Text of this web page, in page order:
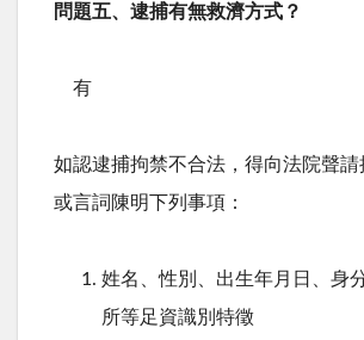
問題五、逮捕有無救濟方式？
有
如認逮捕拘禁不合法，得向法院聲
或言詞陳明下列事項：
姓名、性別、出生年月日、身
所等足資識別特徵